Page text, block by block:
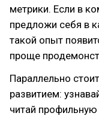
метрики. Если в
предложи себя в
такой опыт
проще
Параллельно
развитием:
читай профильную